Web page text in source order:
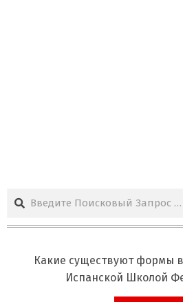
Какие существуют формы
Испанской Школой